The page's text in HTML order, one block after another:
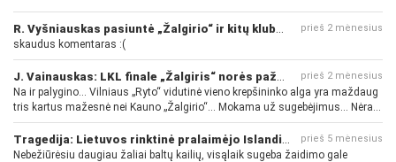
prieš 2 mėnesius
skaudus komentaras :(
prieš 2 mėnesius
Na ir palygino... Vilniaus „Ryto“ vidutinė vieno krepšininko alga yra maždaug
tris kartus mažesnė nei Kauno „Žalgirio“... Mokama už sugebėjimus... Nėra
pinigų - nėra gerų žaidėjų...
prieš 5 mėnesius
Nebežiūrėsiu daugiau žaliai baltų kailių, visąlaik sugeba žaidimo gale